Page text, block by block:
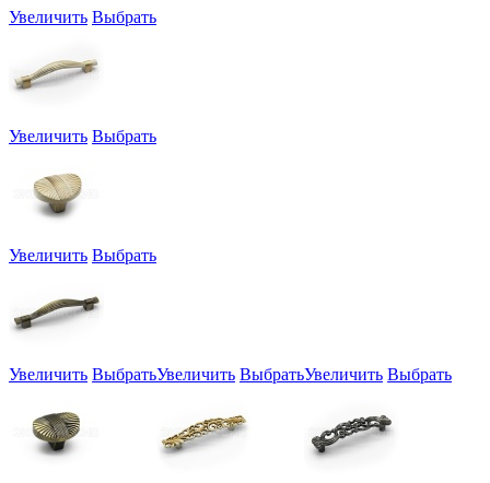
Увеличить Выбрать
Увеличить Выбрать
Увеличить Выбрать
Увеличить ВыбратьУвеличить ВыбратьУвеличить Выбрать